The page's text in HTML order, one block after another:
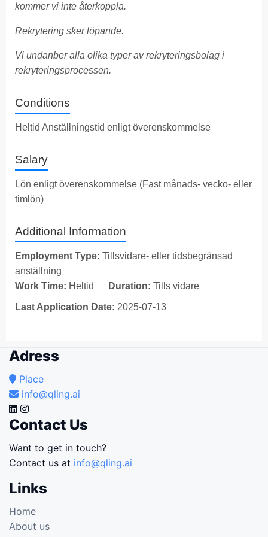
kommer vi inte återkoppla.
Rekrytering sker löpande.
Vi undanber alla olika typer av rekryteringsbolag i
rekryteringsprocessen.
Conditions
Heltid Anställningstid enligt överenskommelse
Salary
Lön enligt överenskommelse (Fast månads- vecko- eller
timlön)
Additional Information
Employment Type: Tillsvidare- eller tidsbegränsad
anställning
Work Time: Heltid Duration: Tills vidare
Last Application Date: 2025-07-13
Adress
Place
info@qling.ai
Contact Us
Want to get in touch?
Contact us at info@qling.ai
Links
Home
About us